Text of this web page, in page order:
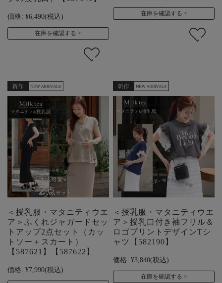
価格: ¥6,490(税込)
在庫を確認する
在庫を確認する
＜授乳服・マタニティウエ
ア＞ふくれジャガードセッ
トアップ2点セット（カッ
トソー＋スカート）
【587621】【587622】
価格: ¥7,990(税込)
＜授乳服・マタニティウエ
ア＞授乳口付き袖フリル＆
ロゴプリントデザインTシ
ャツ【582190】
価格: ¥3,840(税込)
在庫を確認する